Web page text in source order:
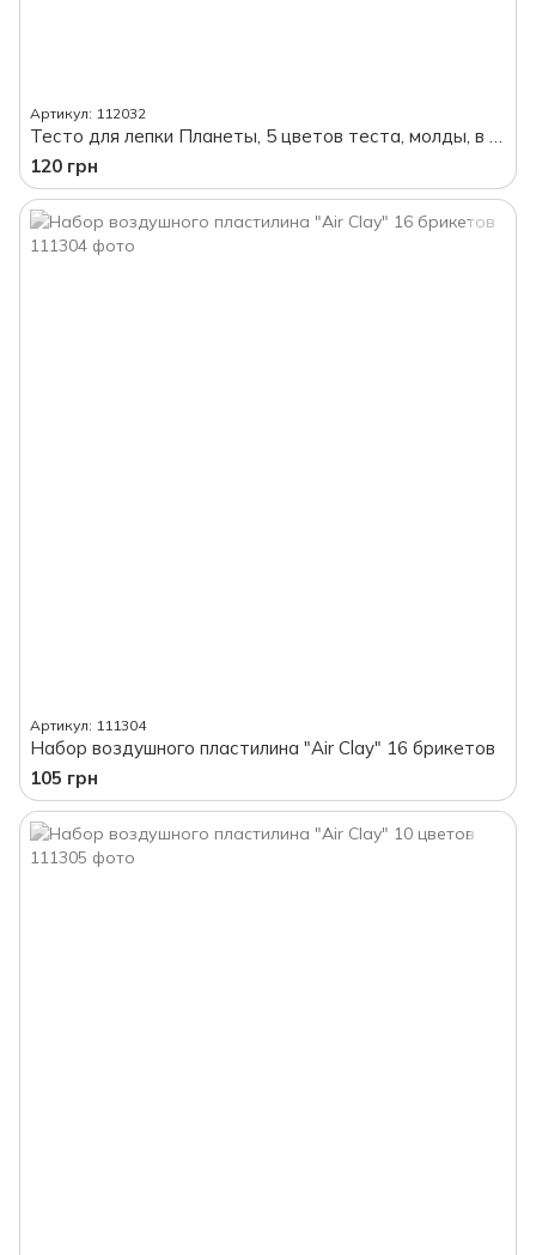
Артикул: 112032
Тесто для лепки Планеты, 5 цветов теста, молды, в коробке
120 грн
Артикул: 111304
Набор воздушного пластилина "Air Clay" 16 брикетов
105 грн